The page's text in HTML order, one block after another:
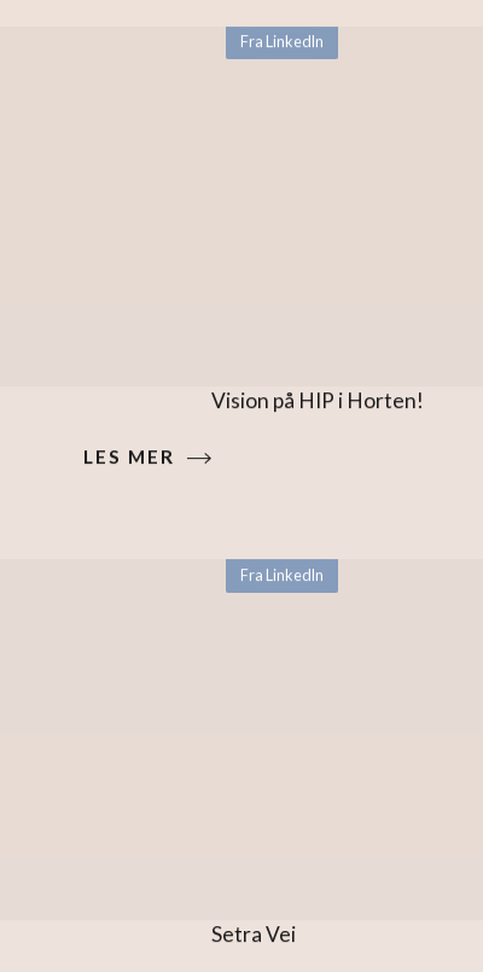
LES MER
Vision på HIP i Horten!
Fra LinkedIn
Setra Vei
Fra LinkedIn